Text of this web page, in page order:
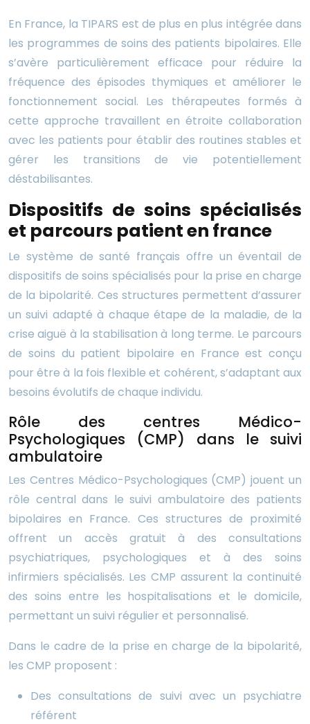
En France, la TIPARS est de plus en plus intégrée dans
les programmes de soins des patients bipolaires. Elle
s’avère particulièrement efficace pour réduire la
fréquence des épisodes thymiques et améliorer le
fonctionnement social. Les thérapeutes formés à
cette approche travaillent en étroite collaboration
avec les patients pour établir des routines stables et
gérer les transitions de vie potentiellement
déstabilisantes.
Dispositifs de soins spécialisés
et parcours patient en france
Le système de santé français offre un éventail de
dispositifs de soins spécialisés pour la prise en charge
de la bipolarité. Ces structures permettent d’assurer
un suivi adapté à chaque étape de la maladie, de la
crise aiguë à la stabilisation à long terme. Le parcours
de soins du patient bipolaire en France est conçu
pour être à la fois flexible et cohérent, s’adaptant aux
besoins évolutifs de chaque individu.
Rôle des centres Médico-
Psychologiques (CMP) dans le suivi
ambulatoire
Les Centres Médico-Psychologiques (CMP) jouent un
rôle central dans le suivi ambulatoire des patients
bipolaires en France. Ces structures de proximité
offrent un accès gratuit à des consultations
psychiatriques, psychologiques et à des soins
infirmiers spécialisés. Les CMP assurent la continuité
des soins entre les hospitalisations et le domicile,
permettant un suivi régulier et personnalisé.
Dans le cadre de la prise en charge de la bipolarité,
les CMP proposent :
Des consultations de suivi avec un psychiatre
référent